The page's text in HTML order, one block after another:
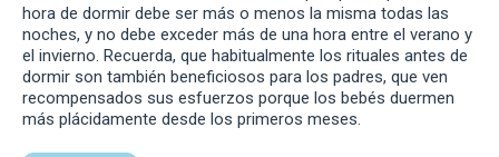
hora de dormir debe ser más o menos la misma todas las
noches, y no debe exceder más de una hora entre el verano y
el invierno. Recuerda, que habitualmente los rituales antes de
dormir son también beneficiosos para los padres, que ven
recompensados sus esfuerzos porque los bebés duermen
más plácidamente desde los primeros meses.